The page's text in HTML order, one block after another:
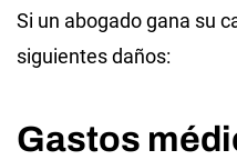
Si un abogado gana su
siguientes daños:
Gastos